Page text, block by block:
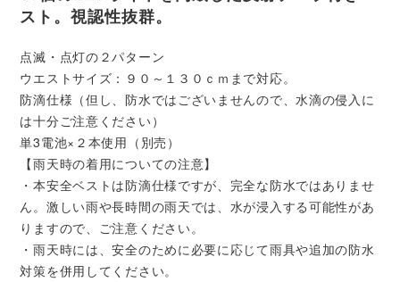
スト。視認性抜群。
点滅・点灯の２パターン
ウエストサイズ：９０～１３０ｃｍまで対応。
防滴仕様（但し、防水ではございませんので、水滴の侵入に
は十分ご注意ください）
単3電池×２本使用（別売）
【雨天時の着用についての注意】
・本安全ベストは防滴仕様ですが、完全な防水ではありませ
ん。激しい雨や長時間の雨天では、水が浸入する可能性があ
りますので、ご注意ください。
・雨天時には、安全のために必要に応じて雨具や追加の防水
対策を併用してください。